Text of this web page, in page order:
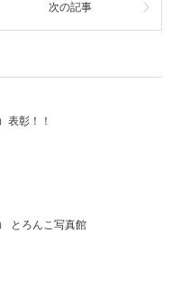
次の記事
表彰！！
とろんこ写真館